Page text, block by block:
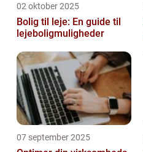
02 oktober 2025
Bolig til leje: En guide til
lejeboligmuligheder
07 september 2025